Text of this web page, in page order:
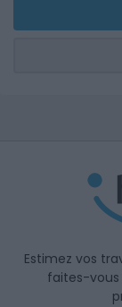
Estimez vos
faites-vous